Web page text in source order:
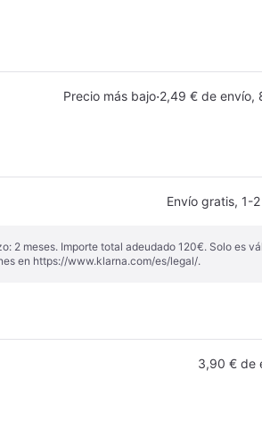
Precio más bajo·2,49 € de envío,
Envío gratis, 1-
2 meses. Importe total adeudado 120€. Solo es
en https://www.klarna.com/es/legal/.
3,90 € de